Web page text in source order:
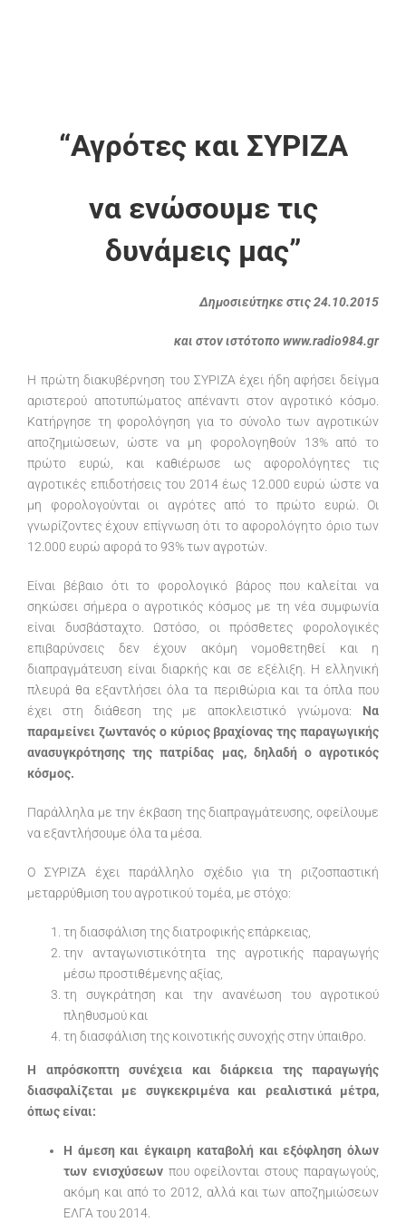
“Αγρότες και ΣΥΡΙΖΑ
να ενώσουμε τις
δυνάμεις μας”
Δημοσιεύτηκε στις 24.10.2015
και στον ιστότοπο www.radio984.gr
Η πρώτη διακυβέρνηση του ΣΥΡΙΖΑ έχει ήδη αφήσει δείγμα
αριστερού αποτυπώματος απέναντι στον αγροτικό κόσμο.
Κατήργησε τη φορολόγηση για το σύνολο των αγροτικών
αποζημιώσεων, ώστε να μη φορολογηθούν 13% από το
πρώτο ευρώ, και καθιέρωσε ως αφορολόγητες τις
αγροτικές επιδοτήσεις του 2014 έως 12.000 ευρώ ώστε να
μη φορολογούνται οι αγρότες από το πρώτο ευρώ. Οι
γνωρίζοντες έχουν επίγνωση ότι το αφορολόγητο όριο των
12.000 ευρώ αφορά το 93% των αγροτών.
Είναι βέβαιο ότι το φορολογικό βάρος που καλείται να
σηκώσει σήμερα ο αγροτικός κόσμος με τη νέα συμφωνία
είναι δυσβάσταχτο. Ωστόσο, οι πρόσθετες φορολογικές
επιβαρύνσεις δεν έχουν ακόμη νομοθετηθεί και η
διαπραγμάτευση είναι διαρκής και σε εξέλιξη. Η ελληνική
πλευρά θα εξαντλήσει όλα τα περιθώρια και τα όπλα που
έχει στη διάθεση της με αποκλειστικό γνώμονα: Να
παραμείνει ζωντανός ο κύριος βραχίονας της παραγωγικής
ανασυγκρότησης της πατρίδας μας, δηλαδή ο αγροτικός
κόσμος.
Παράλληλα με την έκβαση της διαπραγμάτευσης, οφείλουμε
να εξαντλήσουμε όλα τα μέσα.
Ο ΣΥΡΙΖΑ έχει παράλληλο σχέδιο για τη ριζοσπαστική
μεταρρύθμιση του αγροτικού τομέα, με στόχο:
τη διασφάλιση της διατροφικής επάρκειας,
την ανταγωνιστικότητα της αγροτικής παραγωγής
μέσω προστιθέμενης αξίας,
τη συγκράτηση και την ανανέωση του αγροτικού
πληθυσμού και
τη διασφάλιση της κοινοτικής συνοχής στην ύπαιθρο.
Η απρόσκοπτη συνέχεια και διάρκεια της παραγωγής
διασφαλίζεται με συγκεκριμένα και ρεαλιστικά μέτρα,
όπως είναι:
Η άμεση και έγκαιρη καταβολή και εξόφληση όλων
των ενισχύσεων που οφείλονται στους παραγωγούς,
ακόμη και από το 2012, αλλά και των αποζημιώσεων
ΕΛΓΑ του 2014.